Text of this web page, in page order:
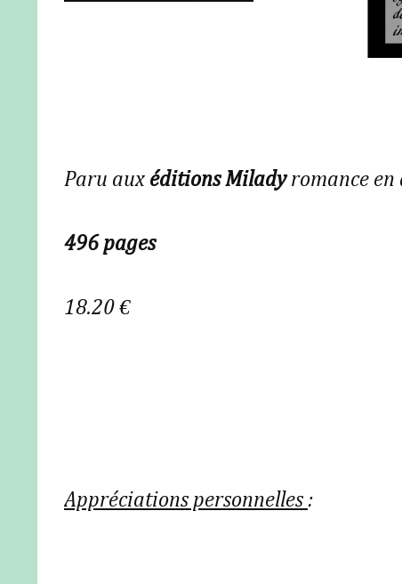
Paru aux éditions Miladyromance en
496 pages
18.20 €
Appréciations personnelles :